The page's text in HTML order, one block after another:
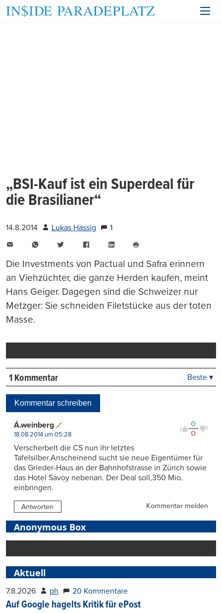
„BSI-Kauf ist ein Superdeal für
die Brasilianer“
14.8.2014 Lukas Hässig
1
WhatsAppTwitter FacebookLinkedIn
drucken
Die Investments von Pactual und Safra erinnern
an Viehzüchter, die ganze Herden kaufen, meint
Hans Geiger. Dagegen sind die Schweizer nur
Metzger: Sie schneiden Filetstücke aus der toten
Masse.
1 Kommentar Beste ▾
Kommentar schreiben
0
0
Á.weinberg
18.08.2014 um 05:28
Verscherbelt die CS nun ihr letztes
Tafelsilber.Anscheinend sucht sie neue Eigentümer für
das Grieder-Haus an der Bahnhofstrasse in Zürich sowie
das Hotel Savoy nebenan. Der Deal soll,350 Mio.
einbringen.
Antworten Kommentar melden
Anonymous Box
Aktuell
7.8.2026 ph 20 Kommentare
Auf Google hagelts Kritik für ePost